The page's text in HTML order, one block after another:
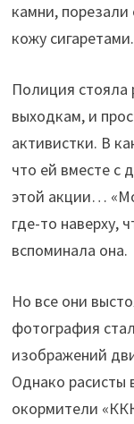
камни, порезали
кожу сигаретами.
Полиция
выходкам, и
активистки. В
что ей вместе с
этой акции…
где-то наверху,
вспоминала она.
Но все они
фотография
изображений
Однако расисты
окормители